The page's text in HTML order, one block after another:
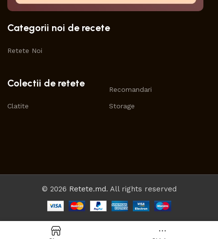
Categorii noi de recete
Retete Noi
Colectii de retete
Clatite
Recomandari
Storage
© 2026 Retete.md. All rights reserved